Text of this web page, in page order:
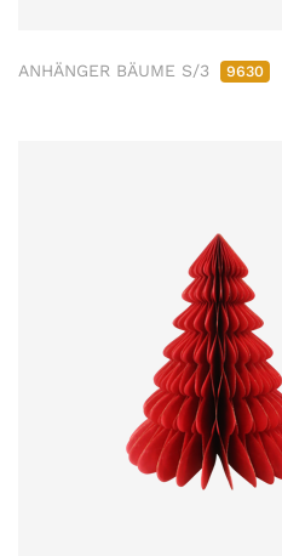
ANHÄNGER BÄUME S/3 9630